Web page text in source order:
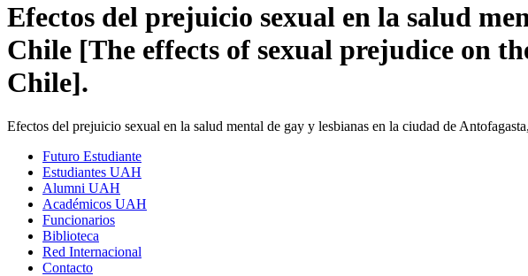
Efectos del prejuicio sexual en la salud
Chile [The effects of sexual prejudice on
Chile].
Efectos del prejuicio sexual en la salud mental de gay y lesbianas en la ciudad de
Futuro Estudiante
Estudiantes UAH
Alumni UAH
Académicos UAH
Funcionarios
Biblioteca
Red Internacional
Contacto